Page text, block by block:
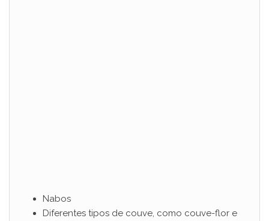
Nabos
Diferentes tipos de couve, como couve-flor e